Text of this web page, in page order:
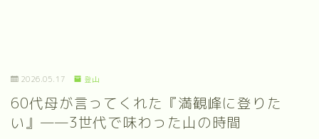
2026.05.17 登山
60代母が言ってくれた『満観峰に登りた
い』——3世代で味わった山の時間